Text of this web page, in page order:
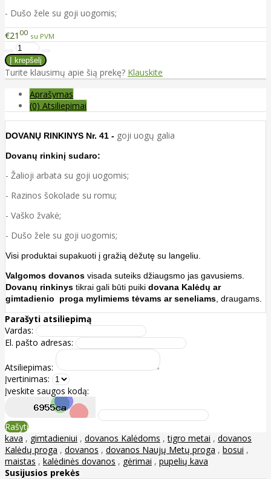
- Dušo žele su goji uogomis;
€21 00 su PVM
Turite klausimų apie šią prekę? Klauskite
Aprašymas
(0) Atsiliepimai
DOVANŲ RINKINYS Nr. 41 - goji uogų galia
Dovanų rinkinį sudaro:
- Žalioji arbata su goji uogomis;
- Razinos šokolade su romu;
- Vaško žvakė;
- Dušo žele su goji uogomis;
Visi produktai supakuoti į gražią dėžutę su langeliu.
Valgomos dovanos visada suteiks džiaugsmo jas gavusiems.
Dovanų rinkinys tikrai gali būti puiki dovana Kalėdų ar
gimtadienio proga mylimiems tėvams ar seneliams , draugams.
Parašyti atsiliepimą
Vardas:
El. pašto adresas:
Atsiliepimas:
Įvertinimas:
Įveskite saugos kodą:
Rašyti
kava , gimtadieniui , dovanos Kalėdoms ,tigro metai , dovanos
Kalėdų proga , dovanos , dovanos Naujų Metų proga , bosui ,
maistas , kalėdinės dovanos , gėrimai , pupelių kava
Susijusios prekės